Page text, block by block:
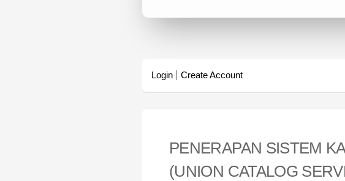
Login Create Account
PENERAPAN SISTEM
(UNION CATALOG